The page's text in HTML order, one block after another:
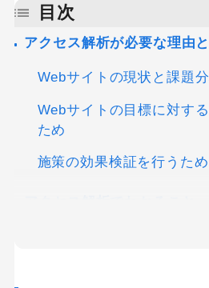
目次
アクセス解析が必要な理由
Webサイトの現状と課題
Webサイトの目標に対す
ため
施策の効果検証を行うため